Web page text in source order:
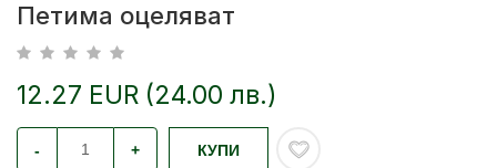
Петима оцеляват
12.27 EUR (24.00 лв.)
- + КУПИ